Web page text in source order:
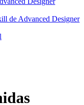
de Advanced Designer